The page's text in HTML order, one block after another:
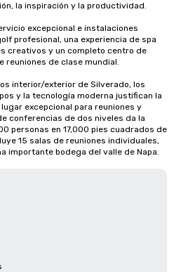
la inspiración y la productividad.
excepcional e instalaciones
profesional, una experiencia de spa
creativos y un completo centro de
reuniones de clase mundial.
interior/exterior de Silverado, los
y la tecnología moderna justifican la
excepcional para reuniones y
conferencias de dos niveles da la
personas en 17,000 pies cuadrados de
15 salas de reuniones individuales,
importante bodega del valle de Napa.